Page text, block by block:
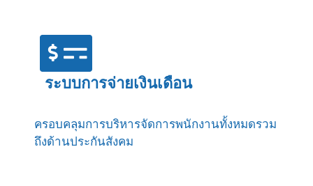
ระบบการจ่ายเงินเดือน
ครอบคลุมการบริหารจัดการพนักงานทั้งหมดรวม
ถึงด้านประกันสังคม